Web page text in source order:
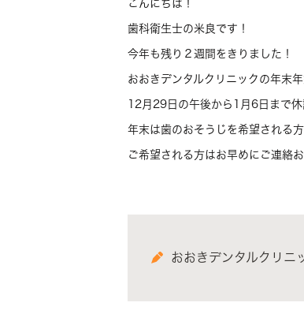
こんにちは！
歯科衛生士の米良です！
今年も残り２週間をきりました！
おおきデンタルクリニックの年末
12月29日の午後から1月6日まで休
年末は歯のおそうじを希望される
ご希望される方はお早めにご連絡
おおきデンタルクリニ